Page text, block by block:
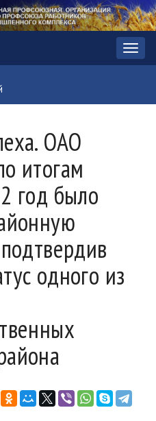
Меню
ОАО
итогам
год было
одного из